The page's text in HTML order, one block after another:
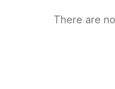
There are